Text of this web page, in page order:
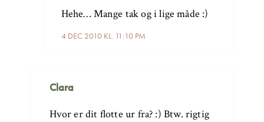
4 DEC 2010 KL. 11:10 PM
Hehe… Mange tak og i lige måde :)
Clara
Hvor er dit flotte ur fra? :) Btw. rigtig